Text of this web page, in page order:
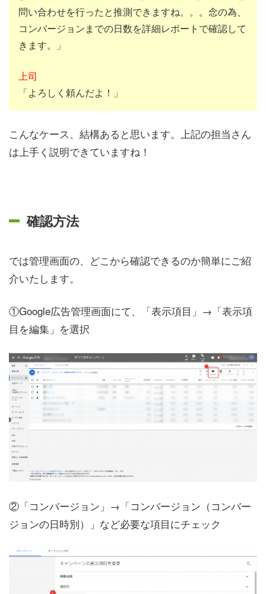
問い合わせを行ったと推測できますね。。。念の為、
コンバージョンまでの日数を詳細レポートで確認して
きます。」
上司
「よろしく頼んだよ！」
こんなケース、結構あると思います。上記の担当さん
は上手く説明できていますね！
確認方法
では管理画面の、どこから確認できるのか簡単にご紹
介いたします。
①Google広告管理画面にて、「表示項目」→「表示項
目を編集」を選択
②「コンバージョン」→「コンバージョン（コンバー
ジョンの日時別）」など必要な項目にチェック